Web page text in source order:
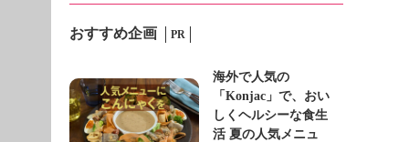
おすすめ企画 PR
海外で人気の
「Konjac」で、おい
しくヘルシーな食生
活 夏の人気メニュ